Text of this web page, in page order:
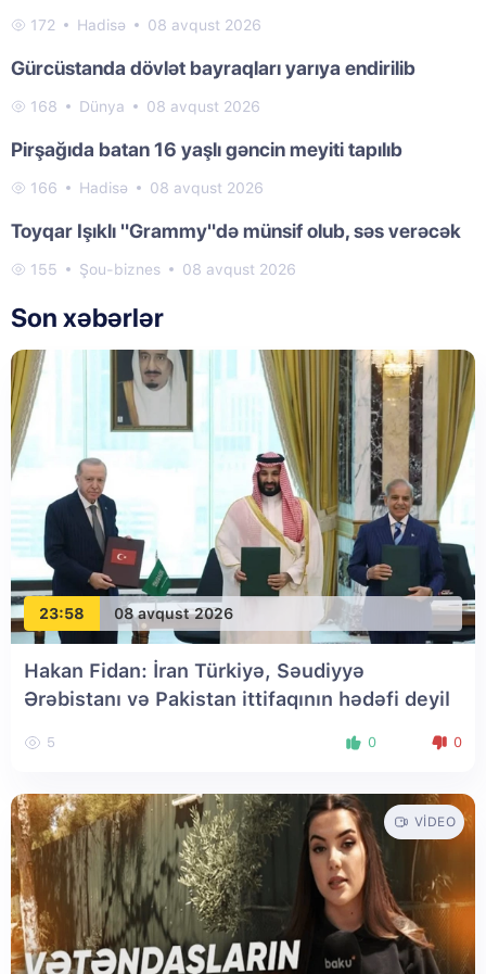
172 Hadisə 08 avqust 2026
Gürcüstanda dövlət bayraqları yarıya endirilib
168 Dünya 08 avqust 2026
Pirşağıda batan 16 yaşlı gəncin meyiti tapılıb
166 Hadisə 08 avqust 2026
Toyqar Işıklı "Grammy"də münsif olub, səs verəcək
155 Şou-biznes 08 avqust 2026
Son xəbərlər
23:58 08 avqust 2026
Hakan Fidan: İran Türkiyə, Səudiyyə
Ərəbistanı və Pakistan ittifaqının hədəfi deyil
5 0 0
VIDEO